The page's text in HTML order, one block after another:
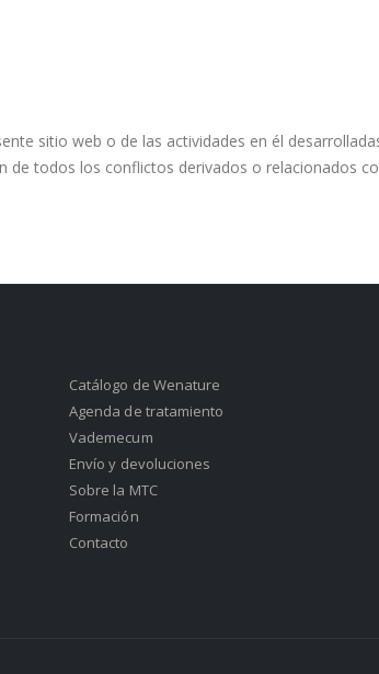
sitio web o de las actividades en él
todos los conflictos derivados o relacionados
Catálogo de Wenature
Agenda de tratamiento
Vademecum
Envío y devoluciones
Sobre la MTC
Formación
Contacto